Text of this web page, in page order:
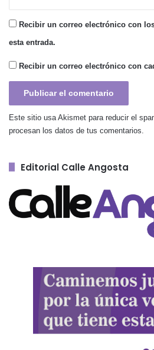
Recibir un correo electrónico con
esta entrada.
Recibir un correo electrónico con
Este sitio usa Akismet para reducir el
procesan los datos de tus comentarios.
Editorial Calle Angosta